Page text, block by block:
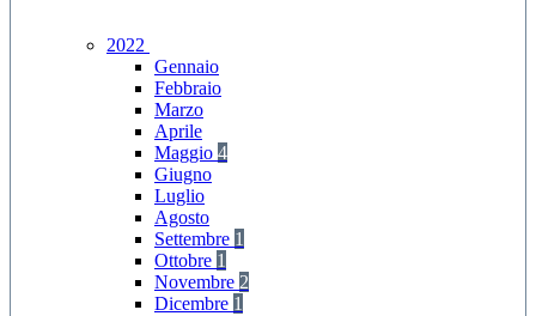
2022
Gennaio
Febbraio
Marzo
Aprile
Maggio 4
Giugno
Luglio
Agosto
Settembre 1
Ottobre 1
Novembre 2
Dicembre 1